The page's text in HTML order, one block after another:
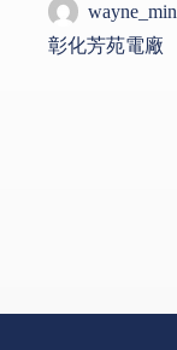
wayne_min
彰化芳苑電廠